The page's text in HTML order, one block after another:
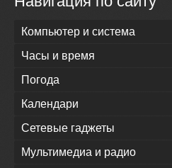
Компьютер и система
Часы и время
Погода
Календари
Сетевые гаджеты
Мультимедиа и радио